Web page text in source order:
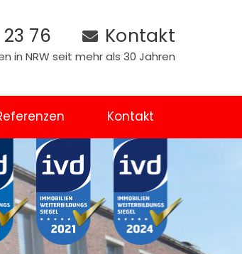
76 Kontakt
in NRW seit mehr als 30 Jahren
Kontakt